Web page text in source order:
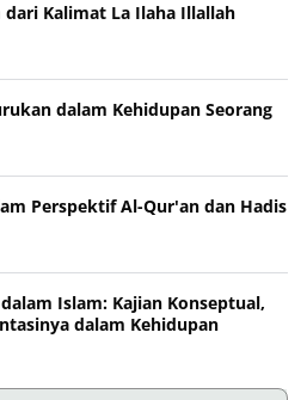
Kalimat La Ilaha Illallah
dalam Kehidupan Seorang
Perspektif Al-Qur'an dan Hadis
Islam: Kajian Konseptual,
dalam Kehidupan